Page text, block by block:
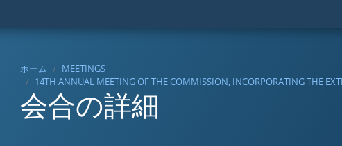
ホーム
MEETINGS
14TH ANNUAL MEETING OF THE COMMISSION, INCORPORATING THE
会合の詳細